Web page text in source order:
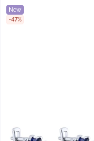
New
-47%